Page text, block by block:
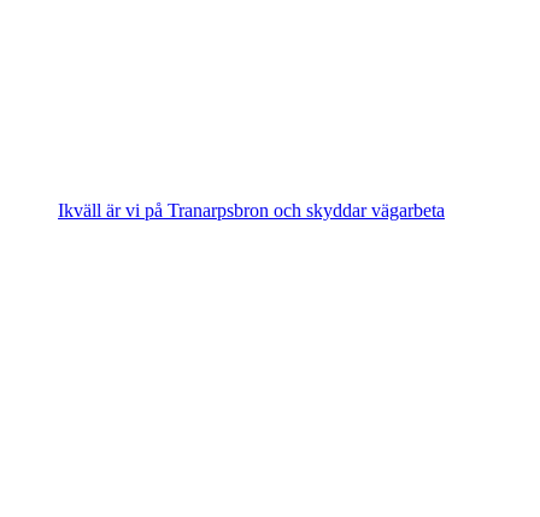
Ikväll är vi på Tranarpsbron och skyddar vägarbeta